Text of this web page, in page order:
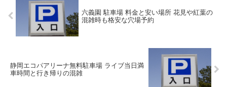
六義園 駐車場 料金と安い場所 花見や紅葉の
混雑時も格安な穴場予約
静岡エコパアリーナ無料駐車場 ライブ当日満
車時間と行き帰りの混雑